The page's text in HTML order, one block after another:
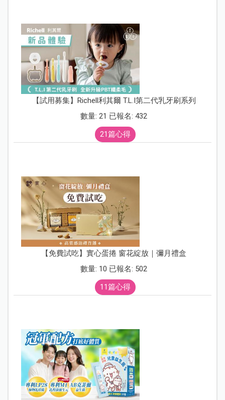
【試用募集】Richell利其爾 T.L.I第二代乳牙刷系列
數量: 21 已報名: 432
21篇心得
【免費試吃】實心蛋捲 窗花綻放｜彌月禮盒
數量: 10 已報名: 502
11篇心得